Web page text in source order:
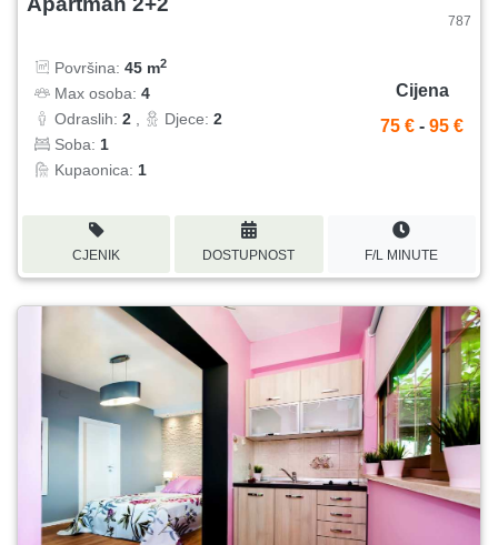
787
Površina: 45 m2
Max osoba: 4
Odraslih: 2 , Djece: 2
Soba: 1
Kupaonica: 1
Cijena
75 € - 95 €
CJENIK DOSTUPNOST F/L MINUTE